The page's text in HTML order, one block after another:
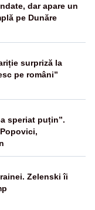
dar apare un
pe Dunăre
surpriză la
pe români”
speriat puțin”.
Zelenski îi